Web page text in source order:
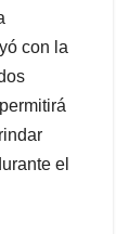
con la
el